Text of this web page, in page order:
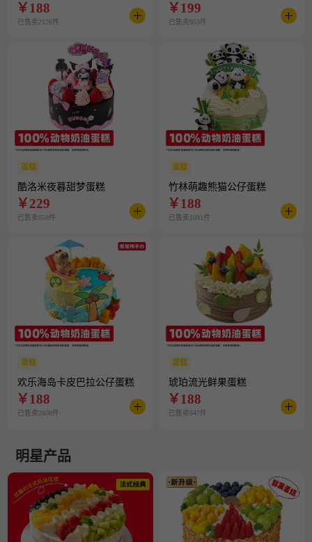
￥188
已售卖2126件
￥199
已售卖953件
蛋糕
酷洛米夜暮甜梦蛋糕
￥229
已售卖858件
蛋糕
竹林萌趣熊猫公仔蛋糕
￥188
已售卖1091件
蛋糕
欢乐海岛卡皮巴拉公仔蛋糕
￥188
已售卖2608件
蛋糕
琥珀流光鲜果蛋糕
￥188
已售卖647件
明星产品